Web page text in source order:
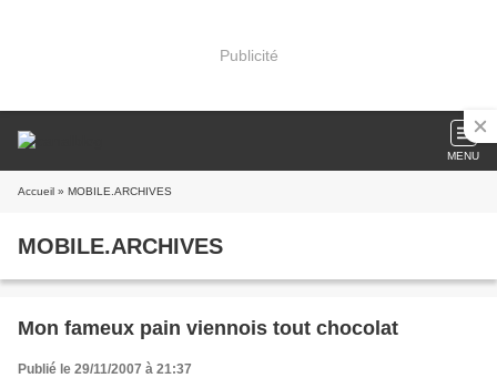
Publicité
MENU
Accueil » MOBILE.ARCHIVES
MOBILE.ARCHIVES
Mon fameux pain viennois tout chocolat
Publié le 29/11/2007 à 21:37